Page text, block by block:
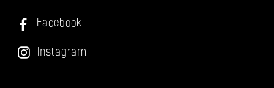
Facebook
Instagram